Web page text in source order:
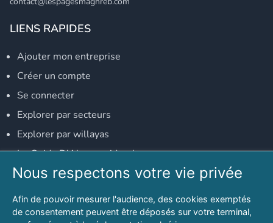
LIENS RAPIDES
Ajouter mon entreprise
Créer un compte
Se connecter
Explorer par secteurs
Explorer par willayas
Le Guide D'Alger, guide-alger.com
NOS RÉSEAUX SOCIAUX
Notre page Facebook
Nous respectons votre vie privée
Afin de pouvoir mesurer l'audience, des cookies exemptés
de consentement peuvent être déposés sur votre terminal,